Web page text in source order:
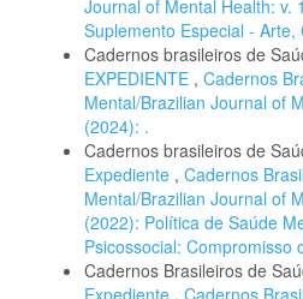
Journal of Mental Health: v.
Suplemento Especial -
Cadernos brasileiros de
EXPEDIENTE , Cadernos
Mental/Brazilian Journal of
(2024): .
Cadernos brasileiros de
Expediente , Cadernos
Mental/Brazilian Journal of
(2022): Política de Saúde
Psicossocial: Compromisso
Cadernos Brasileiros de
Expediente , Cadernos